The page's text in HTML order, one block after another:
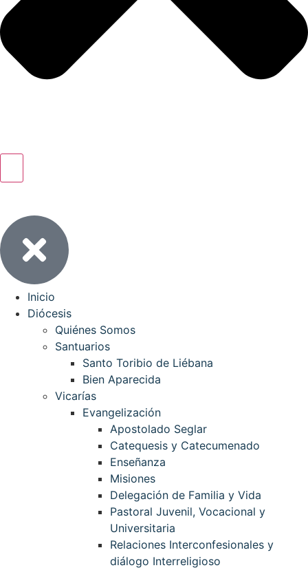
Inicio
Diócesis
Quiénes Somos
Santuarios
Santo Toribio de Liébana
Bien Aparecida
Vicarías
Evangelización
Apostolado Seglar
Catequesis y Catecumenado
Enseñanza
Misiones
Delegación de Familia y Vida
Pastoral Juvenil, Vocacional y
Universitaria
Relaciones Interconfesionales y
diálogo Interreligioso